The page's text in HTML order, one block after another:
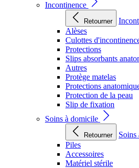
Incontinence
Retourner
Alèses
Culottes
Protections
Slips absorbants
Autres
Protège matelas
Protections
Protection de la peau
Slip de fixation
Soins à domicile
Retourner
Soins
Piles
Accessoires
Matériel stérile